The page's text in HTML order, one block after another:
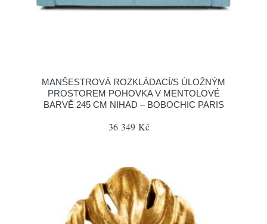
MANŠESTROVÁ ROZKLÁDACÍ/S ÚLOŽNÝM
PROSTOREM POHOVKA V MENTOLOVÉ
BARVĚ 245 CM NIHAD – BOBOCHIC PARIS
36 349 Kč